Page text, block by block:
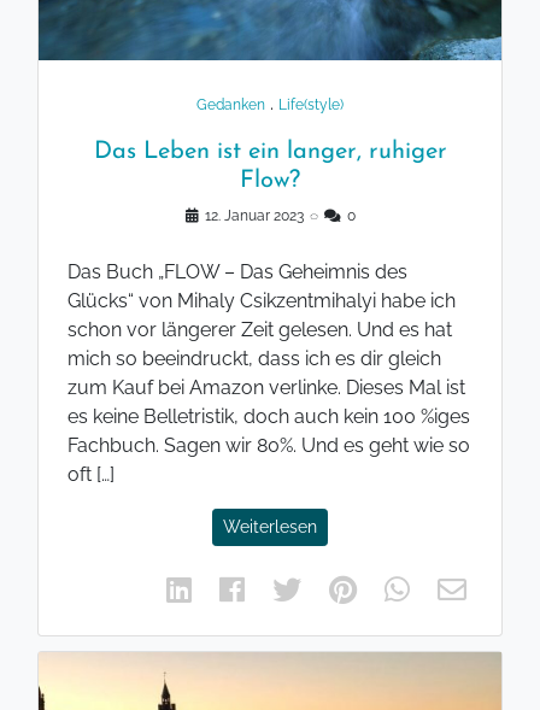
Gedanken . Life(style)
Das Leben ist ein langer, ruhiger
Flow?
12. Januar 2023 ◌ 0
Das Buch „FLOW – Das Geheimnis des
Glücks“ von Mihaly Csikzentmihalyi habe ich
schon vor längerer Zeit gelesen. Und es hat
mich so beeindruckt, dass ich es dir gleich
zum Kauf bei Amazon verlinke. Dieses Mal ist
es keine Belletristik, doch auch kein 100 %iges
Fachbuch. Sagen wir 80%. Und es geht wie so
oft […]
Weiterlesen